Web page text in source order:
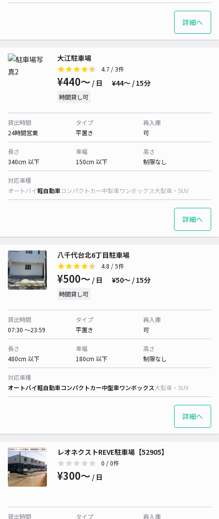
詳細へ
大江駐車場
4.7 / 3件
¥440〜 / 日 ¥44〜 / 15分
時間貸し可
貸出時間
24時間営業
タイプ
平置き
再入庫
可
長さ
340cm 以下
車幅
150cm 以下
高さ
制限なし
対応車種
オートバイ軽自動車コンパクトカー中型車ワンボックス大型車・SUV
詳細へ
八千代台北6丁目駐車場
4.8 / 5件
¥500〜 / 日 ¥50〜 / 15分
時間貸し可
貸出時間
07:30 〜23:59
タイプ
平置き
再入庫
可
長さ
480cm 以下
車幅
180cm 以下
高さ
制限なし
対応車種
オートバイ軽自動車コンパクトカー中型車ワンボックス大型車・SUV
詳細へ
レオネクストREVE駐車場【52905】
0 / 0件
¥300〜 / 日
貸出時間
タイプ
再入庫